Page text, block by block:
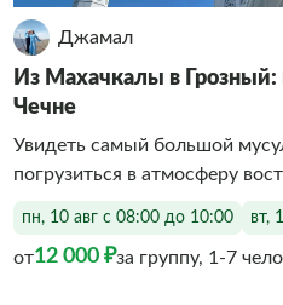
Джамал
Из Махачкалы в Грозный:
Чечне
Увидеть самый большой
погрузиться в атмосферу
пн, 10 авг с 08:00 до 10:00 вт,
от12 000 ₽за группу, 1-7